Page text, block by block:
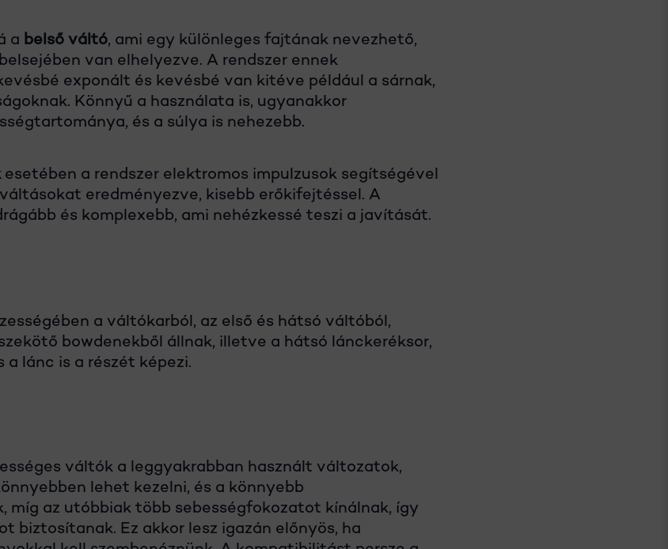
a belső váltó, ami egy különleges fajtának nevezhető,
van elhelyezve. A rendszer ennek
exponált és kevésbé van kitéve például a sárnak,
Könnyű a használata is, ugyanakkor
és a súlya is nehezebb.
esetében a rendszer elektromos impulzusok segítségével
eredményezve, kisebb erőkifejtéssel. A
és komplexebb, ami nehézkessé teszi a javítását.
a váltókarból, az első és hátsó váltóból,
bowdenekből állnak, illetve a hátsó lánckeréksor,
a lánc is a részét képezi.
váltók a leggyakrabban használt változatok,
lehet kezelni, és a könnyebb
míg az utóbbiak több sebességfokozatot kínálnak, így
biztosítanak. Ez akkor lesz igazán előnyös, ha